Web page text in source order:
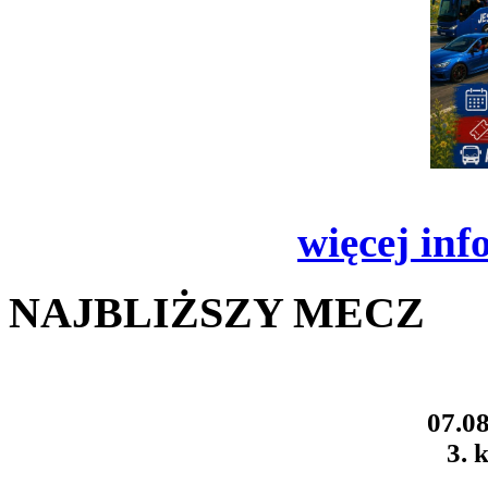
więcej
NAJBLIŻSZY MECZ
3.